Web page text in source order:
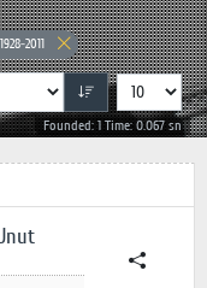
2011
Founded: 1 Time: 0.067 sn